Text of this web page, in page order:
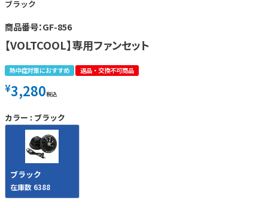
ブラック
商品番号：GF-856
【VOLTCOOL】専用ファンセット
熱中症対策におすすめ 返品・交換不可商品
¥3,280税込
カラー ブラック
ブラック
在庫数 6388